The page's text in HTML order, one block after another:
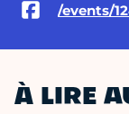
/events/
À LIRE